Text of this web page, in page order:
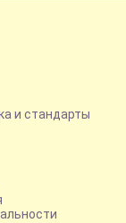
и стандарты